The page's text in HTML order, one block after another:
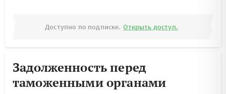
Доступно по подписке. Открыть доступ.
Задолженность перед
таможенными органами